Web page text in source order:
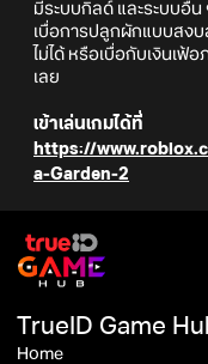
มีระบบกิลด์ และระบบอื่น
เบื่อการปลูกผักแบบสงบ
ไม่ได้ หรือเบื่อกับเงินเฟ้
เลย
เข้าเล่นเกมได้ที่
https://
a-Garden-2
TrueID Game
Home